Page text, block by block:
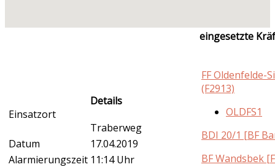
Einsatzort
Details
Traberweg
Datum
17.04.2019
Alarmierungszeit 11:14 Uhr
eingesetzte
FF Oldenfelde-
(F2913)
OLDFS1
BDI 20/1 [BF
BF Wandsbek